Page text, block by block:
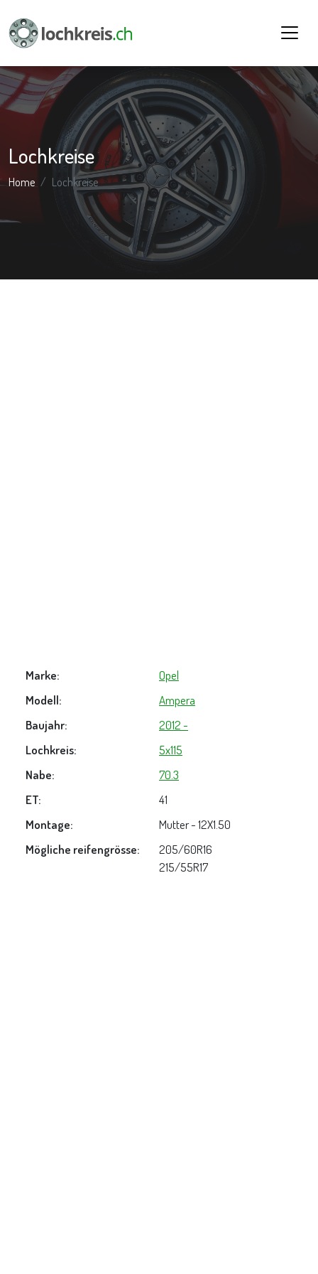
Lochkreise
Home Lochkreise
Marke:
Opel
Modell:
Ampera
Baujahr:
2012 -
Lochkreis:
5x115
Nabe:
70.3
ET:
41
Montage:
Mutter - 12X1.50
Mögliche reifengrösse:
205/60R16
215/55R17